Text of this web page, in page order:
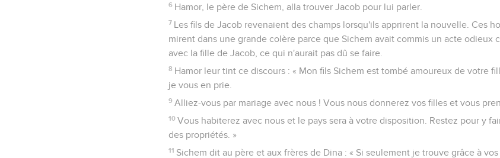
6 Hamor, le père de Sichem, alla trouver Jacob pour lui parler.
7
Les fils de Jacob revenaient des champs lorsqu'ils apprirent la nouvelle. Ces
mirent dans une grande colère parce que Sichem avait commis un acte odieux
avec la fille de Jacob, ce qui n'aurait pas dû se faire.
8 Hamor leur tint ce discours : « Mon fils Sichem est tombé amoureux de votre
je vous en prie.
9 Alliez-vous par mariage avec nous ! Vous nous donnerez vos filles et vous
10 Vous habiterez avec nous et le pays sera à votre disposition. Restez pour y
des propriétés. »
11 Sichem dit au père et aux frères de Dina : « Si seulement je trouve grâce à